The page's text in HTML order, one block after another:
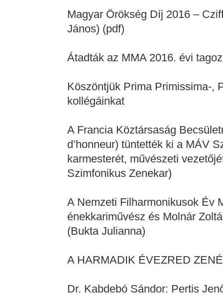
Magyar Örökség Díj 2016 –
János) (pdf)
Átadták az MMA 2016. évi
Köszöntjük Prima Primissima-,
kollégáinkat
A Francia Köztársaság
d’honneur) tüntették ki a MÁV
karmesterét, művészeti
Szimfonikus Zenekar)
A Nemzeti Filharmonikusok Év
énekkariművész és Molnár
(Bukta Julianna)
A HARMADIK ÉVEZRED
Dr. Kabdebó Sándor: Pertis